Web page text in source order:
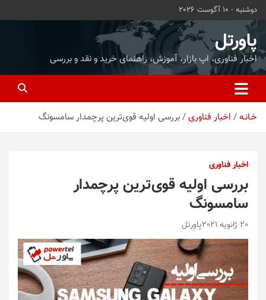
محتوا
بروید
دوشنبه - 10 آگوست 2026
پاورتل
اخبار فناوری، اپ بازار، آموزش، راهنمای خرید و نقد و بررسی
خـانـه اخبار فناوری بررسی اولیه قوی‌ترین پرچمدار سامسونگ
اخبار فناوری
بررسی اولیه قوی‌ترین پرچمدار
سامسونگ
20 ژانویه 2021 پاورتل